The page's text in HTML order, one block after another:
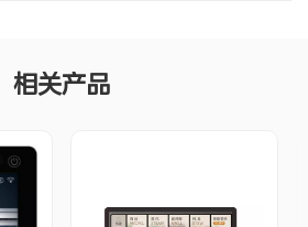
相关产品